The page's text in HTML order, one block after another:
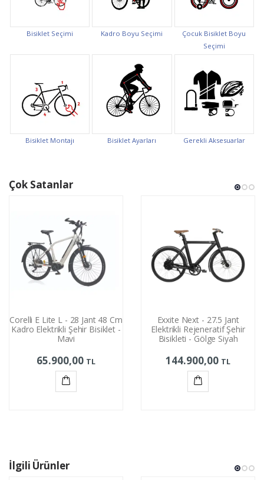
Bisiklet Seçimi Kadro Boyu Seçimi
Çocuk Bisiklet Boyu
Seçimi
Bisiklet Montajı Bisiklet Ayarları Gerekli Aksesuarlar
Çok Satanlar
Corelli E Lite L - 28 Jant 48 Cm
Kadro Elektrikli Şehir Bisiklet -
Mavi
65.900,00 TL
Exxite Next - 27.5 Jant
Elektrikli Rejeneratif Şehir
Bisikleti - Gölge Siyah
144.900,00 TL
İlgili Ürünler